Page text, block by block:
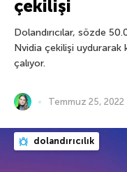
çekilişi
Dolandırıcılar, sözde
Nvidia çekilişi uydurarak
çalıyor.
Temmuz 25, 2022
dolandırıcılık